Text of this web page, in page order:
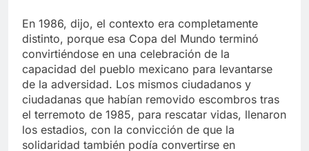
En 1986, dijo, el contexto era completamente
distinto, porque esa Copa del Mundo terminó
convirtiéndose en una celebración de la
capacidad del pueblo mexicano para levantarse
de la adversidad. Los mismos ciudadanos y
ciudadanas que habían removido escombros tras
el terremoto de 1985, para rescatar vidas, llenaron
los estadios, con la convicción de que la
solidaridad también podía convertirse en